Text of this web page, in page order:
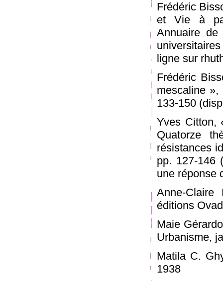
Frédéric
et Vie à
Annuaire
ligne sur
Frédéric
mescaline »,
133-150
Yves Citton,
Quatorze
résistances
pp. 127-146
une réponse
Anne-
éditions
Maie
Urbanisme,
Matila C.
1938